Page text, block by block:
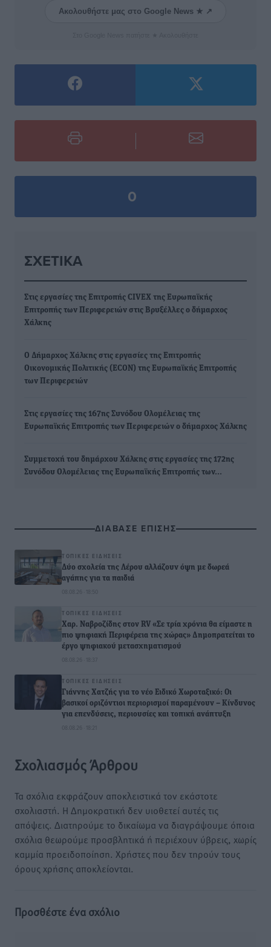
Ακολουθήστε μας στο Google News ★ ↗
0
ΣΧΕΤΙΚΆ
Στις εργασίες της Επιτροπής CIVEX της Ευρωπαϊκής
Επιτροπής των Περιφερειών στις Βρυξέλλες ο δήμαρχος
Χάλκης
Ο Δήμαρχος Χάλκης στις εργασίες της Επιτροπής
Οικονομικής Πολιτικής (ECON) της Ευρωπαϊκής Επιτροπής
των Περιφερειών
Στις εργασίες της 167ης Συνόδου Ολομέλειας της
Ευρωπαϊκής Επιτροπής των Περιφερειών ο δήμαρχος Χάλκης
Συμμετοχή του δημάρχου Χάλκης στις εργασίες της 172ης
Συνόδου Ολομέλειας της Ευρωπαϊκής Επιτροπής των…
ΔΙΑΒΑΣΕ ΕΠΙΣΗΣ
ΤΟΠΙΚΈΣ ΕΙΔΉΣΕΙΣ
Δύο σχολεία της Λέρου αλλάζουν όψη με δωρεά
αγάπης για τα παιδιά
08.08.26 · 18:50
ΤΟΠΙΚΈΣ ΕΙΔΉΣΕΙΣ
Χαρ. Ναβροζίδης στον RV «Σε τρία χρόνια θα είμαστε η
πιο ψηφιακή Περιφέρεια της χώρας» Δημοπρατείται το
έργο ψηφιακού μετασχηματισμού
08.08.26 · 18:37
ΤΟΠΙΚΈΣ ΕΙΔΉΣΕΙΣ
Γιάννης Χατζής για το νέο Ειδικό Χωροταξικό: Οι
βασικοί οριζόντιοι περιορισμοί παραμένουν – Κίνδυνος
για επενδύσεις, περιουσίες και τοπική ανάπτυξη
08.08.26 · 18:21
Σχολιασμός Άρθρου
Τα σχόλια εκφράζουν αποκλειστικά τον εκάστοτε
σχολιαστή. Η Δημοκρατική δεν υιοθετεί αυτές τις
απόψεις. Διατηρούμε το δικαίωμα να διαγράψουμε όποια
σχόλια θεωρούμε προσβλητικά ή περιέχουν ύβρεις, χωρίς
καμμία προειδοποίηση. Χρήστες που δεν τηρούν τους
όρους χρήσης αποκλείονται.
Προσθέστε ένα σχόλιο